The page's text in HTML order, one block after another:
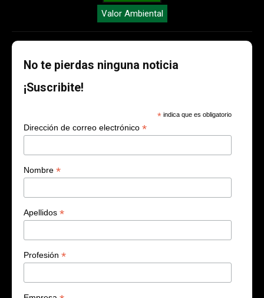
Valor Ambiental
No te pierdas ninguna noticia
¡Suscribite!
* indica que es obligatorio
Dirección de correo electrónico *
Nombre *
Apellidos *
Profesión *